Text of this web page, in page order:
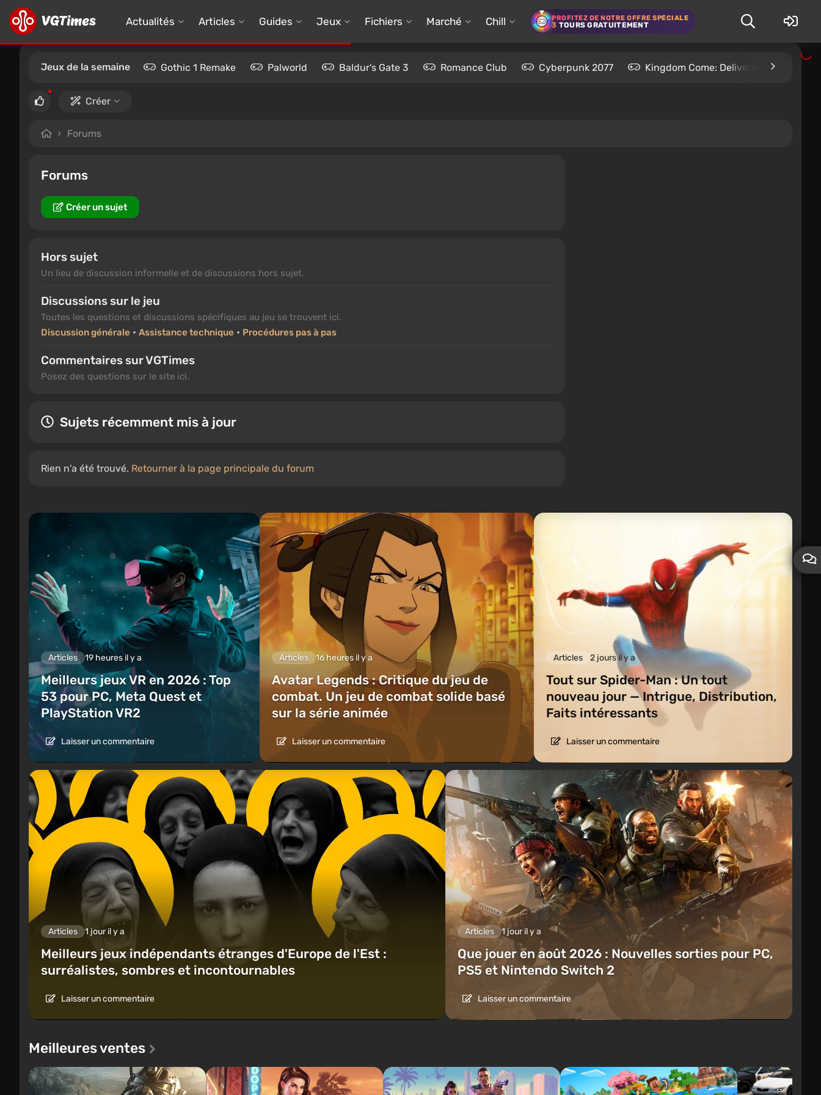
Actualités Articles Guides Jeux Fichiers Marché Chill PROFITEZ DE NOTRE OFFRE SPÉCIALE
3 TOURS GRATUITEMENT
Jeux de la semaine Gothic 1 Remake Palworld Baldur's Gate 3 Romance Club Cyberpunk 2077 Kingdom Come: Deliverance 2
Créer
Forums
Forums
Créer un sujet
Hors sujet
Un lieu de discussion informelle et de discussions hors sujet.
Discussions sur le jeu
Toutes les questions et discussions spécifiques au jeu se trouvent ici.
Discussion générale • Assistance technique • Procédures pas à pas
Commentaires sur VGTimes
Posez des questions sur le site ici.
Sujets récemment mis à jour
Rien n'a été trouvé. Retourner à la page principale du forum
Articles 19 heures il y a
Meilleurs jeux VR en 2026 : Top
53 pour PC, Meta Quest et
PlayStation VR2
Laisser un commentaire
Articles 16 heures il y a
Avatar Legends : Critique du jeu de
combat. Un jeu de combat solide basé
sur la série animée
Laisser un commentaire
Articles 2 jours il y a
Tout sur Spider-Man : Un tout
nouveau jour — Intrigue, Distribution,
Faits intéressants
Laisser un commentaire
Articles 1 jour il y a
Meilleurs jeux indépendants étranges d'Europe de l'Est :
surréalistes, sombres et incontournables
Laisser un commentaire
Articles 1 jour il y a
Que jouer en août 2026 : Nouvelles sorties pour PC,
PS5 et Nintendo Switch 2
Laisser un commentaire
Meilleures ventes